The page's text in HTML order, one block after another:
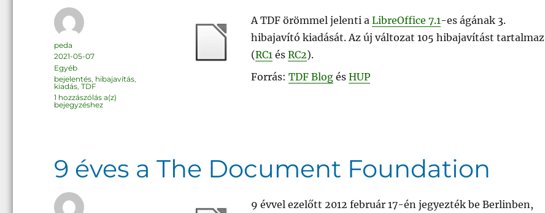
A TDF örömmel jelenti a LibreOffice 7.1-es ágának 3.
hibajavító kiadását. Az új változat 105 hibajavítást tartalmaz
(RC1 és RC2).
Forrás: TDF Blogés HUP
Szerző
peda
Közzétéve
2021-05-07
Kategória
Egyéb
Címke
bejelentés, hibajavítás,
kiadás,TDF
1 hozzászólás a(z)
bejegyzéshez
9 éves a The Document Foundation
9 évvel ezelőtt 2012 február 17-én jegyezték be Berlinben,